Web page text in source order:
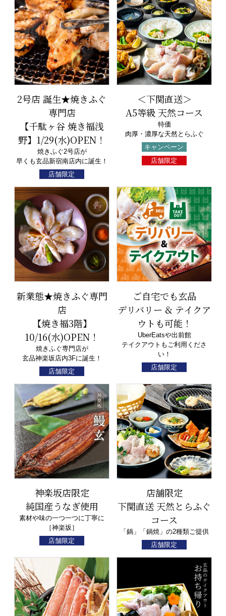
2号店 誕生★焼きふぐ
専門店
【千駄ヶ谷 焼き福浅
野】1/29(水)OPEN！
焼きふぐ2号店が
早くも玄品新宿南店内に誕生！
店舗限定
＜下関直送＞
A5等級 天然コース
特価
肉厚・濃厚な天然とらふぐ
キャンペーン
店舗限定
新業態★焼きふぐ専門
店
【焼き福3階】
10/16(水)OPEN！
焼きふぐ専門店が
玄品神楽坂店内3Fに誕生！
店舗限定
ご自宅でも玄品
デリバリー & テイクア
ウトも可能！
UberEatsや出前館
テイクアウトもご利用くださ
い！
店舗限定
神楽坂店限定
純国産うなぎ使用
素材や味の一つ一つに丁寧に
［神楽坂］
店舗限定
店舗限定
下関直送 天然とらふぐ
コース
「鍋」「鍋焼」の2種類ご提供
店舗限定